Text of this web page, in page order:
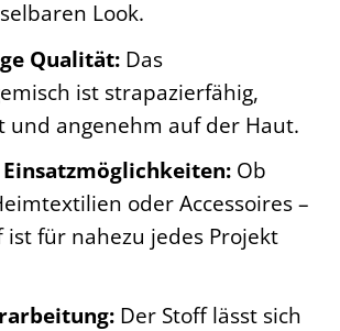
Look.
Qualität:Das
ist strapazierfähig,
und angenehm auf der Haut.
Ob
oder Accessoires –
ist für nahezu jedes Projekt
Der Stoff lässt sich